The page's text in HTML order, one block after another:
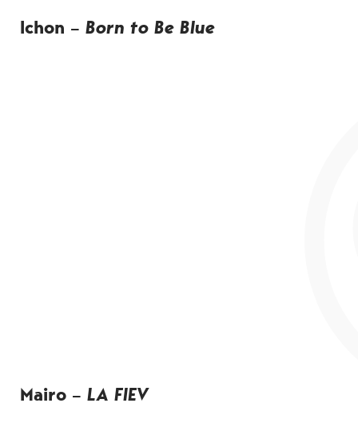
Ichon – Born to Be Blue
Mairo – LA FIEV